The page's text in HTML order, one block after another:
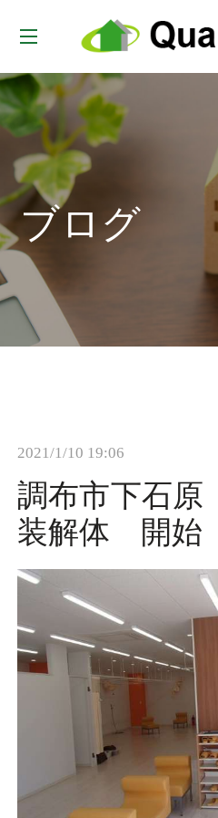
ブログ
2021/1/10 19:06
調布市下石
装解体 開始
t
o
g
l
n
a
i
i
o
n